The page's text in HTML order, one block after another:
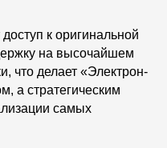
к оригинальной
на высочайшем
что делает «Электрон-
а стратегическим
самых